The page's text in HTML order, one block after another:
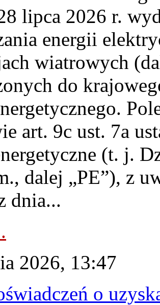
lipca 2026 r.
energii
wiatrowych
do
art. 9c ust. 7a
(t. j.
dalej „PE”), z
dnia...
2026, 13:47
o